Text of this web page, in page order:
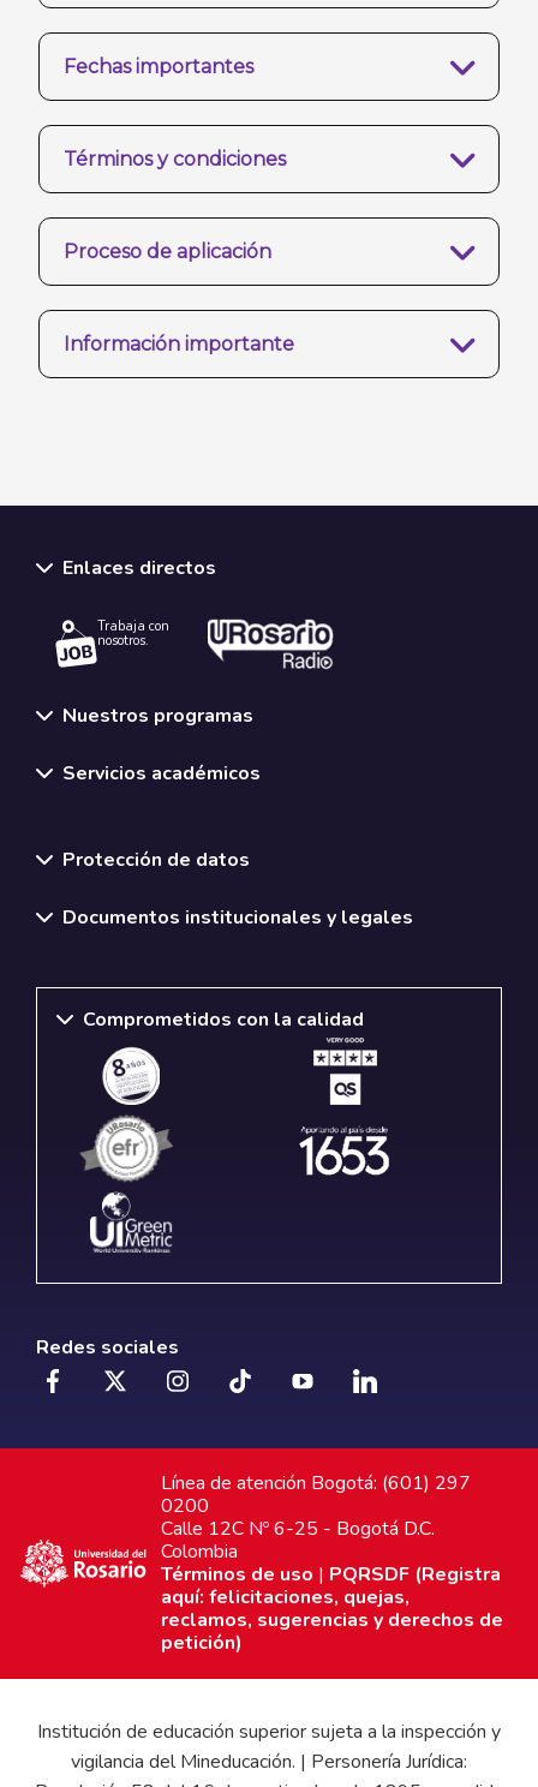
Fechas importantes
Términos y condiciones
Proceso de aplicación
Información importante
Enlaces directos
Trabaja con
nosotros.
Nuestros programas
Servicios académicos
Protección de datos
Documentos institucionales y legales
Comprometidos con la calidad
Redes sociales
Línea de atención Bogotá: (601) 297
0200
Calle 12C Nº 6-25 - Bogotá D.C.
Colombia
Términos de uso | PQRSDF (Registra
aquí: felicitaciones, quejas,
reclamos, sugerencias y derechos de
petición)
Institución de educación superior sujeta a la inspección y
vigilancia del Mineducación. | Personería Jurídica: